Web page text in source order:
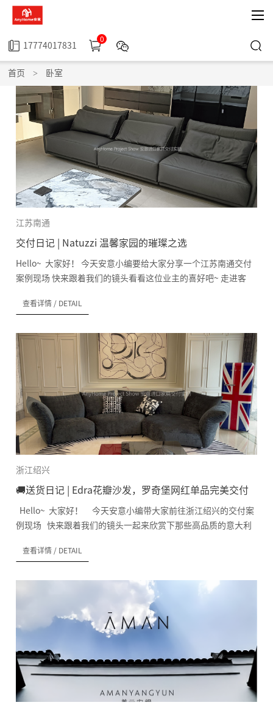
17774017831
0
首页 > 卧室
江苏南通
交付日记 | Natuzzi 温馨家园的璀璨之选
Hello~ 大家好！ 今天安意小编要给大家分享一个江苏南通交付
案例现场 快来跟着我们的镜头看看这位业主的喜好吧~ 走进客
Beach 沙发 业主家客厅被温馨的米白色所环绕。搭配精心挑选
包材质是精致的Natuzzi真皮，触感细腻柔软，时尚大气 其灰色
调的精致真皮不仅与背景墙完美融合，更为空间注入了一抹现代
气息。 沙发的每一寸都散发着时尚与大气，坐上去仿佛被柔软与
舒适紧紧拥抱。 这款设计独特的模块式组合沙发Long Beach，
出自克劳迪奥·贝利尼大师的杰作，简约而不简单, 其款式多样可
选长条式或转角式，能适应各种居家环境。 纤细的扶手也为座
椅留下充足的空间，带来更好的舒适体验。 沙发脚的高度也可
以...
查看详情 / DETAIL
浙江绍兴
🚚送货日记 | Edra花瓣沙发，罗奇堡网红单品完美交付
Hello~ 大家好！ 今天安意小编带大家前往浙江绍兴的交付案
例现场 快来跟着我们的镜头一起来欣赏下那些高品质的意大利
而又充满期待的事！ 在这个过程中，家具的选购和安装显得尤
装过程， 为冷清的居室增添一份温馨和美感！ 下面让我们
一起来看看今天这些令人振奋的交付产品吧! &nb...
查看详情 / DETAIL